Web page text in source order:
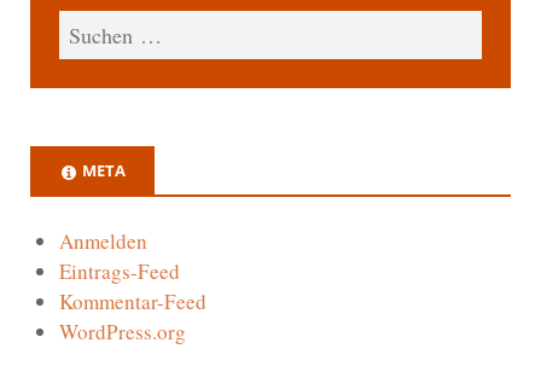
META
Anmelden
Eintrags-Feed
Kommentar-Feed
WordPress.org